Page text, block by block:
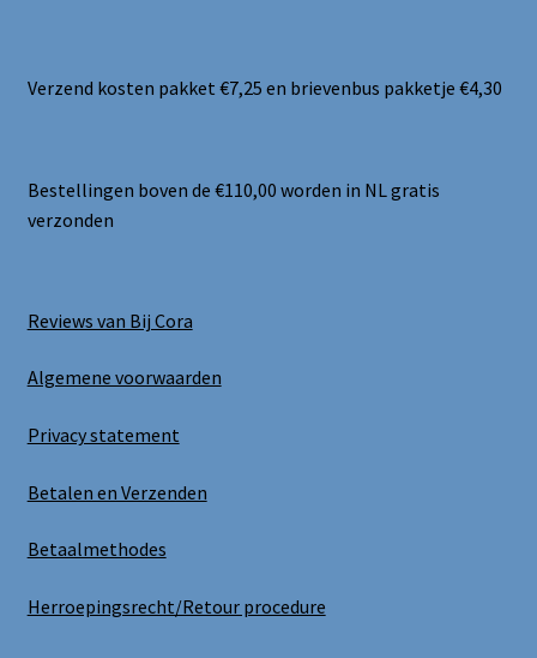
Verzend kosten pakket €7,25 en brievenbus pakketje €4,30
Bestellingen boven de €110,00 worden in NL gratis
verzonden
Reviews van Bij Cora
Algemene voorwaarden
Privacy statement
Betalen en Verzenden
Betaalmethodes
Herroepingsrecht/Retour procedure